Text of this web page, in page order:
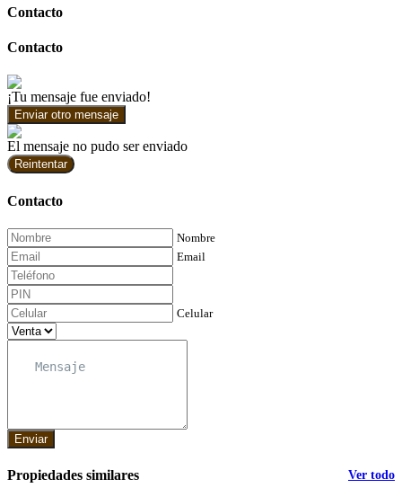
Contacto
Contacto
¡Tu mensaje fue enviado!
Enviar otro mensaje
El mensaje no pudo ser enviado
Reintentar
Contacto
Nombre
Email
Celular
Enviar
Propiedades similares Ver todo